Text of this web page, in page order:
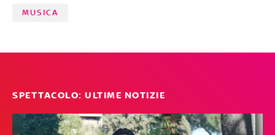
MUSICA
SPETTACOLO: ULTIME NOTIZIE